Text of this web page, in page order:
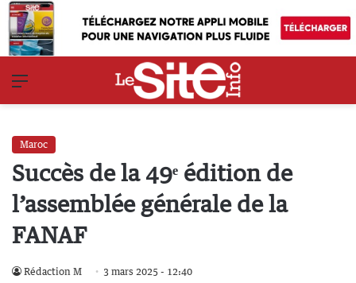
Maroc
Succès de la 49ᵉ édition de
l’assemblée générale de la
FANAF
Rédaction M 3 mars 2025 - 12:40